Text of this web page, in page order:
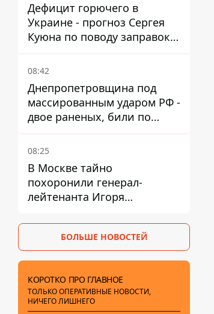
Дефицит горючего в
Украине - прогноз Сергея
Куюна по поводу заправок и
очередей
08:42
Днепропетровщина под
массированным ударом РФ -
двое раненых, били по
Никопольщине и
Синельниковщине
08:25
В Москве тайно
похоронили генерал-
лейтенанта Игоря
погибнуть от взрыва в
ресторанеБОЛЬШЕ НОВОСТЕЙ
КОРОТКО ПРО ГЛАВНОЕ
ТОЛЬКО ОПЕРАТИВНЫЕ НОВОСТИ,
НИЧЕГО ЛИШНЕГО